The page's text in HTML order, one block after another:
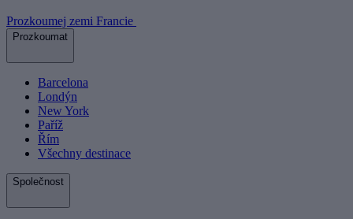
Prozkoumej zemi Francie
Prozkoumat
Barcelona
Londýn
New York
Paříž
Řím
Všechny destinace
Společnost